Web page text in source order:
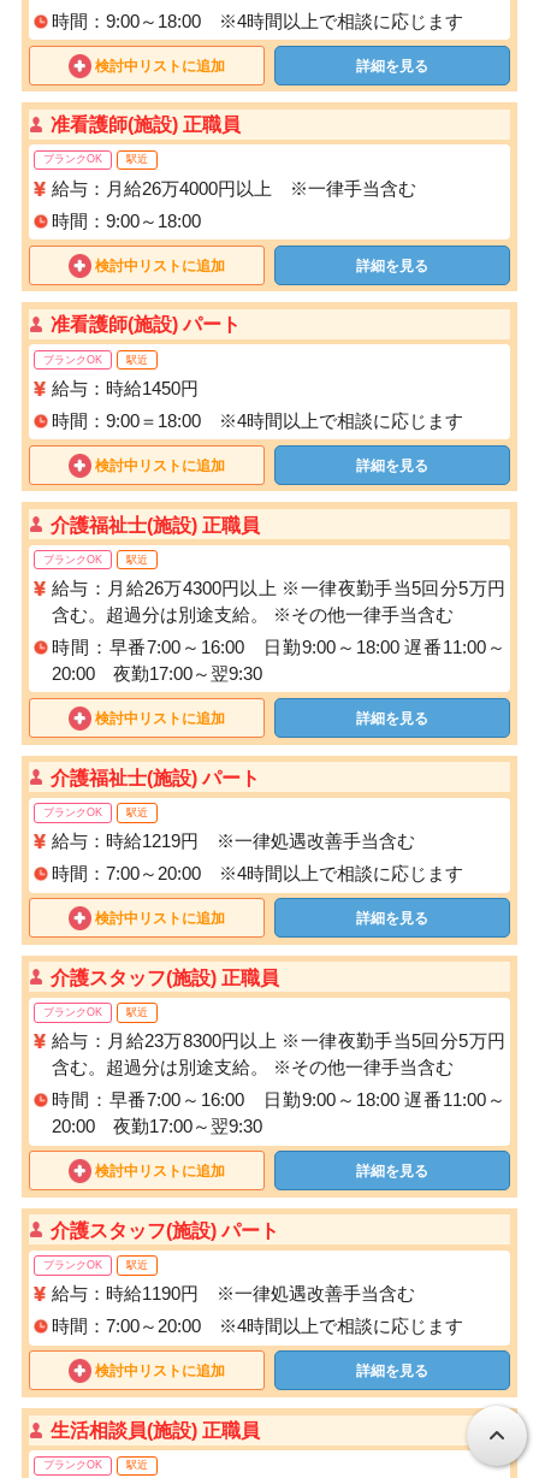
時間：9:00～18:00 ※4時間以上で相談に応じます
検討中リストに追加 詳細を見る
准看護師(施設) 正職員
ブランクOK 駅近
給与：月給26万4000円以上 ※一律手当含む
時間：9:00～18:00
検討中リストに追加 詳細を見る
准看護師(施設) パート
ブランクOK 駅近
給与：時給1450円
時間：9:00＝18:00 ※4時間以上で相談に応じます
検討中リストに追加 詳細を見る
介護福祉士(施設) 正職員
ブランクOK 駅近
給与：月給26万4300円以上 ※一律夜勤手当5回分5万円
含む。超過分は別途支給。 ※その他一律手当含む
時間：早番7:00～16:00 日勤9:00～18:00 遅番11:00～
20:00 夜勤17:00～翌9:30
検討中リストに追加 詳細を見る
介護福祉士(施設) パート
ブランクOK 駅近
給与：時給1219円 ※一律処遇改善手当含む
時間：7:00～20:00 ※4時間以上で相談に応じます
検討中リストに追加 詳細を見る
介護スタッフ(施設) 正職員
ブランクOK 駅近
給与：月給23万8300円以上 ※一律夜勤手当5回分5万円
含む。超過分は別途支給。 ※その他一律手当含む
時間：早番7:00～16:00 日勤9:00～18:00 遅番11:00～
20:00 夜勤17:00～翌9:30
検討中リストに追加 詳細を見る
介護スタッフ(施設) パート
ブランクOK 駅近
給与：時給1190円 ※一律処遇改善手当含む
時間：7:00～20:00 ※4時間以上で相談に応じます
検討中リストに追加 詳細を見る
生活相談員(施設) 正職員
ブランクOK 駅近